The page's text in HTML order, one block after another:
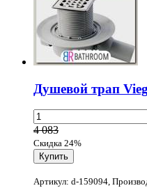
Душевой трап
4 083
Скидка 24%
Артикул: d-159094,